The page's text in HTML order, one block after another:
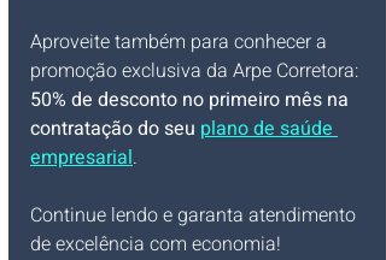
Aproveite também para conhecer a
promoção exclusiva da Arpe Corretora:
50% de desconto no primeiro mês na
contratação do seu plano de saúde
empresarial.
Continue lendo e garanta atendimento
de excelência com economia!